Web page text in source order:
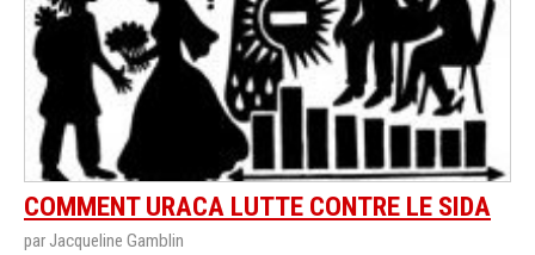
COMMENT URACA LUTTE CONTRE LE SIDA
par Jacqueline Gamblin